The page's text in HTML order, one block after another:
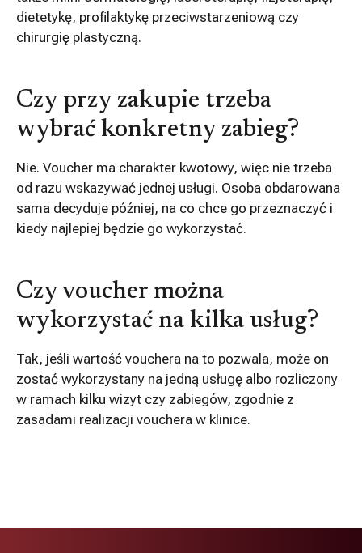
dietetykę, profilaktykę przeciwstarzeniową czy
chirurgię plastyczną.
Czy przy zakupie trzeba
wybrać konkretny zabieg?
Nie. Voucher ma charakter kwotowy, więc nie trzeba
od razu wskazywać jednej usługi. Osoba obdarowana
sama decyduje później, na co chce go przeznaczyć i
kiedy najlepiej będzie go wykorzystać.
Czy voucher można
wykorzystać na kilka usług?
Tak, jeśli wartość vouchera na to pozwala, może on
zostać wykorzystany na jedną usługę albo rozliczony
w ramach kilku wizyt czy zabiegów, zgodnie z
zasadami realizacji vouchera w klinice.